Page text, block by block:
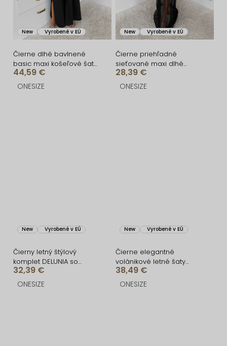
New Vyrobené v EÚ
Čierne dlhé bavlnené
basic maxi košeľové šaty
FLARETA
44,59 €
ONESIZE
New Vyrobené v EÚ
Čierne priehľadné
sieťované maxi dlhé
letné šaty LOUVERA
28,39 €
ONESIZE
New Vyrobené v EÚ
Čierny letný štýlový
komplet DELUNIA so
sukňou
32,39 €
ONESIZE
New Vyrobené v EÚ
Čierne elegantné
volánikové letné šaty
VELANA
38,49 €
ONESIZE